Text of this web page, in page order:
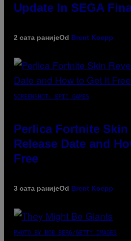
Update In SEGA
2 сата ранијеOd Brent Koepp
SCREENSHOT: EPIC GAMES
Perlica Fortnite Skin
Release Date and
Free
3 сата ранијеOd Brent Koepp
PHOTO BY BOB BERG/GETTY IMAGES